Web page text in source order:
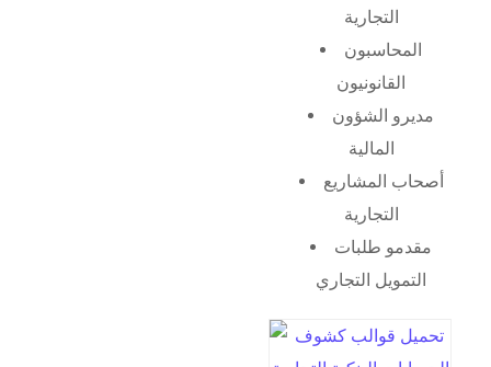
التجارية
المحاسبون
القانونيون
مديرو الشؤون
المالية
أصحاب المشاريع
التجارية
مقدمو طلبات
التمويل التجاري